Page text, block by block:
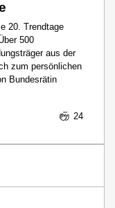
20. Trendtage
500
aus der
zum persönlichen
Bundesrätin
24